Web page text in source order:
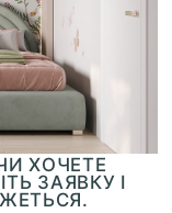
ХОЧЕТЕ
ЗАЯВКУ І